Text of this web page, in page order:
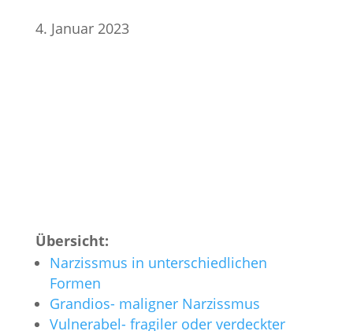
4. Januar 2023
Übersicht:
Narzissmus in unterschiedlichen
Formen
Grandios- maligner Narzissmus
Vulnerabel- fragiler oder verdeckter